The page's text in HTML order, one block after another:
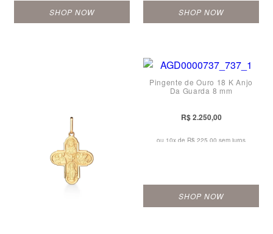
SHOP NOW SHOP NOW
Pingente de Ouro 18 K Anjo
Da Guarda 8 mm
R$ 2.250,00
ou 10x de R$ 225,00 sem juros
SHOP NOW